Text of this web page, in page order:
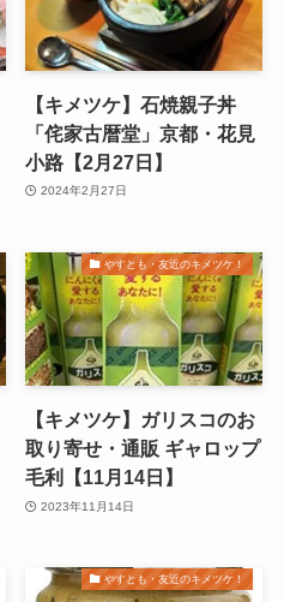
【キメツケ】石焼親子丼
「侘家古暦堂」京都・花見
小路【2月27日】
2024年2月27日
やすとも・友近のキメツケ！
【キメツケ】ガリスコのお
取り寄せ・通販 ギャロップ
毛利【11月14日】
2023年11月14日
やすとも・友近のキメツケ！